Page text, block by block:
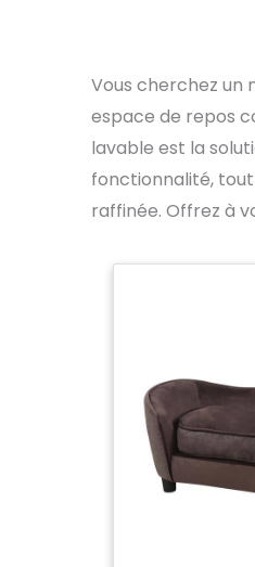
Vous cherchez
espace de repos
lavable est la
fonctionnalité,
raffinée. Offrez à